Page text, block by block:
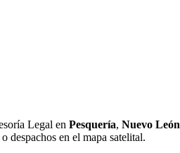
Legal en Pesquería, Nuevo León
despachos en el mapa satelital.